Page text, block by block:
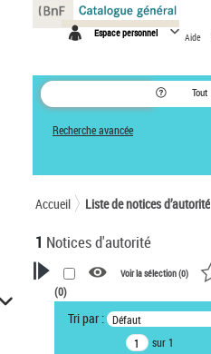
Espace personnel Aide
Tout
Recherche avancée
Accueil Liste de notices d’autorité
1 Notices d'autorité
VOTRE RECHERCHE
Recherche avancée dans les
notices d’autorité
Voir la sélection (0)
(0)
Tri par : Défaut
sur 1
Panneau de gestion des cookies